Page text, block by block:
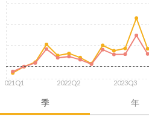
季 年
2021Q1 2022Q2 2023Q3